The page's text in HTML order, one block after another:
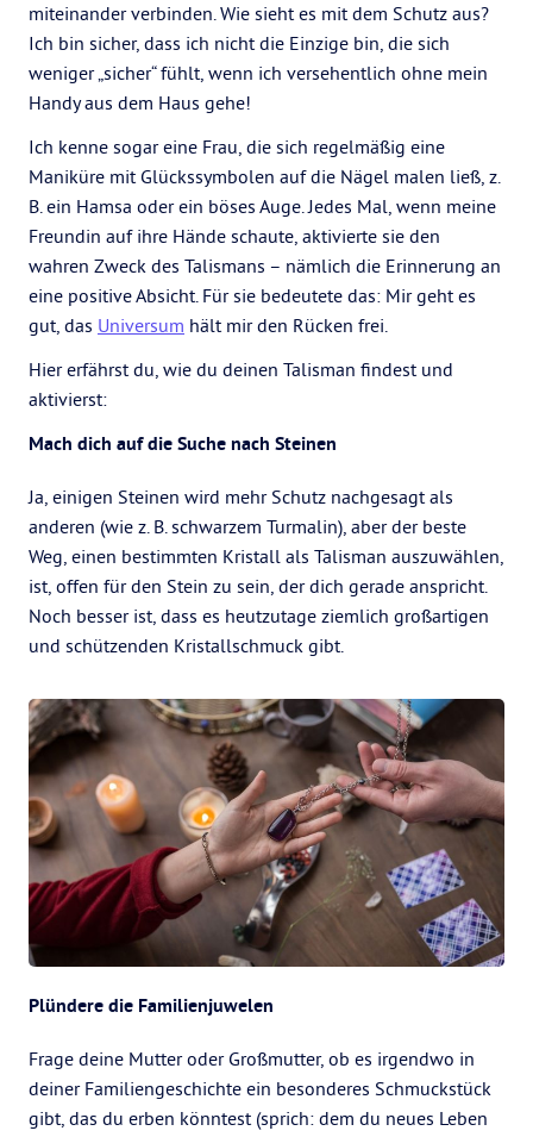
miteinander verbinden. Wie sieht es mit dem Schutz aus?
Ich bin sicher, dass ich nicht die Einzige bin, die sich
weniger „sicher“ fühlt, wenn ich versehentlich ohne mein
Handy aus dem Haus gehe!
Ich kenne sogar eine Frau, die sich regelmäßig eine
Maniküre mit Glückssymbolen auf die Nägel malen ließ, z.
B. ein Hamsa oder ein böses Auge. Jedes Mal, wenn meine
Freundin auf ihre Hände schaute, aktivierte sie den
wahren Zweck des Talismans – nämlich die Erinnerung an
eine positive Absicht. Für sie bedeutete das: Mir geht es
gut, das Universum hält mir den Rücken frei.
Hier erfährst du, wie du deinen Talisman findest und
aktivierst:
Mach dich auf die Suche nach Steinen
Ja, einigen Steinen wird mehr Schutz nachgesagt als
anderen (wie z. B. schwarzem Turmalin), aber der beste
Weg, einen bestimmten Kristall als Talisman auszuwählen,
ist, offen für den Stein zu sein, der dich gerade anspricht.
Noch besser ist, dass es heutzutage ziemlich großartigen
und schützenden Kristallschmuck gibt.
Plündere die Familienjuwelen
Frage deine Mutter oder Großmutter, ob es irgendwo in
deiner Familiengeschichte ein besonderes Schmuckstück
gibt, das du erben könntest (sprich: dem du neues Leben